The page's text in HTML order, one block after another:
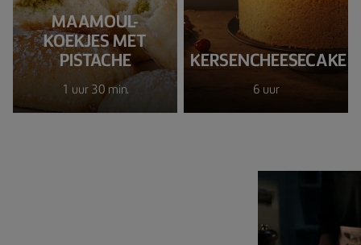
MAAMOUL-
KOEKJES MET
PISTACHE
1 uur 30 min.
KERSENCHEESECAKE
6 uur